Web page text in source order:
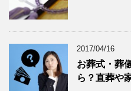
2017/04/16
お葬式・葬
ら？直葬や